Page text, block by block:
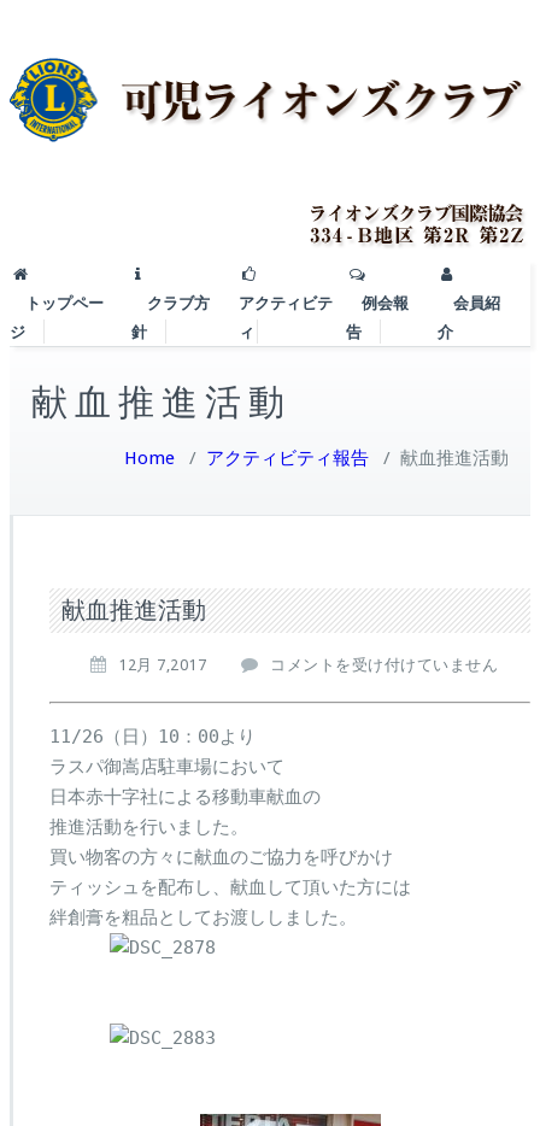
トップペー
ジ
クラブ方
針
アクティビテ
ィ
例会報
告
会員紹
介
献血推進活動
Home / アクティビティ報告 / 献血推進活動
献血推進活動
12月 7,2017
献
活
動
は
コメントを受け付けていません
11/26（日）10：00より
ラスパ御嵩店駐車場において
日本赤十字社による移動車献血の
推進活動を行いました。
買い物客の方々に献血のご協力を呼びかけ
ティッシュを配布し、献血して頂いた方には